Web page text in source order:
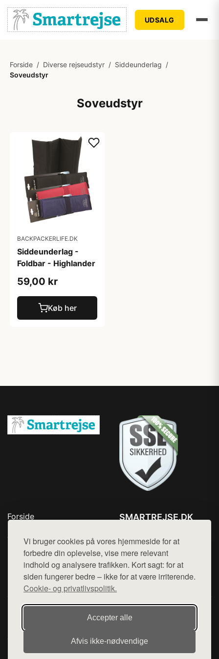
Vi bruger cookies på vores hjemmeside for at
forbedre din oplevelse, vise mere relevant
indhold og analysere trafikken. Kort sagt: for at
siden fungerer bedre – ikke for at være irriterende.
Cookie- og privatlivspolitik.
Accepter alle
Afvis ikke‑nødvendige
UDSALG
Forside / Diverse rejseudstyr / Siddeunderlag /
Soveudstyr
Soveudstyr
BACKPACKERLIFE.DK
Siddeunderlag -
Foldbar - Highlander
59,00 kr
Køb her
Forside
Top Rabatter
Kontakt
SMARTREJSE.DK
Mail: hej@want.dk
Cookie- og privatlivspolitik
Denne side er en del af want.dk, der udgiver en række
hjemmesider med præsentation af forskellige produkter fra
diverse webshops. Der sælges ikke varer fra denne side - vi
henviser til de shops, som sælger varen. Vi har heller ikke